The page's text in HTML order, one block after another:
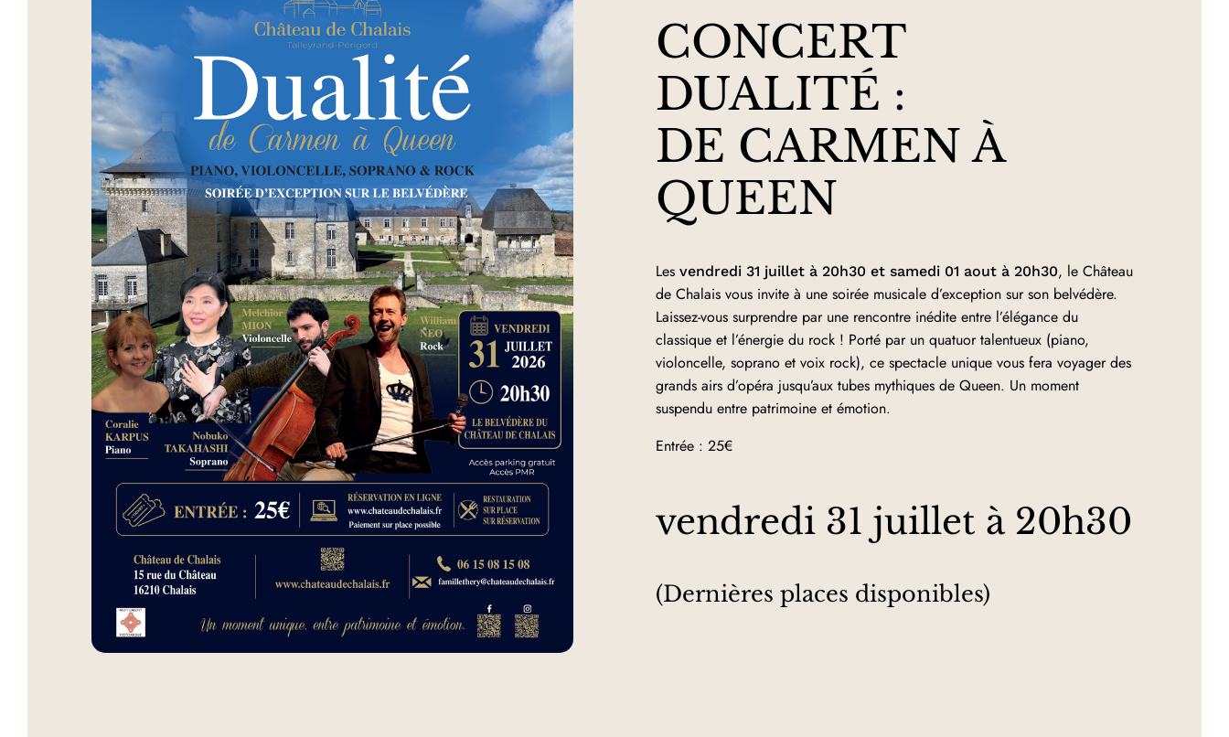
CONCERT
DUALITÉ :
DE CARMEN À
QUEEN
Les vendredi 31 juillet à 20h30 et samedi 01 aout à 20h30, le Château
de Chalais vous invite à une soirée musicale d’exception sur son belvédère.
Laissez-vous surprendre par une rencontre inédite entre l’élégance du
classique et l’énergie du rock ! Porté par un quatuor talentueux (piano,
violoncelle, soprano et voix rock), ce spectacle unique vous fera voyager des
grands airs d’opéra jusqu’aux tubes mythiques de Queen. Un moment
suspendu entre patrimoine et émotion.
Entrée : 25€
vendredi 31 juillet à 20h30
(Dernières places disponibles)